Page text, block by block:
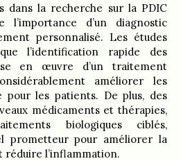
dans la recherche sur la PDIC
d’un diagnostic
personnalisé. Les études
l’identification rapide des
en œuvre d’un traitement
améliorer les
les patients. De plus, des
médicaments et thérapies,
biologiques ciblés,
prometteur pour améliorer la
l’inflammation.